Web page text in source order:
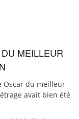
MEILLEUR
Oscar du meilleur
avait bien été